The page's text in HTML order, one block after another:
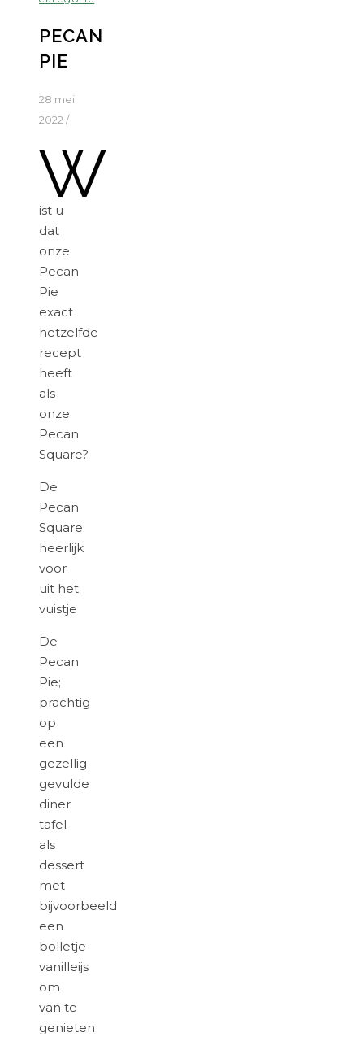
PECAN
PIE
28 mei
2022 /
W
ist u
dat
onze
Pecan
Pie
exact
hetzelfde
recept
heeft
als
onze
Pecan
Square?
De
Pecan
Square;
heerlijk
voor
uit het
vuistje
De
Pecan
Pie;
prachtig
op
een
gezellig
gevulde
diner
tafel
als
dessert
met
bijvoorbeeld
een
bolletje
vanilleijs
om
van te
genieten